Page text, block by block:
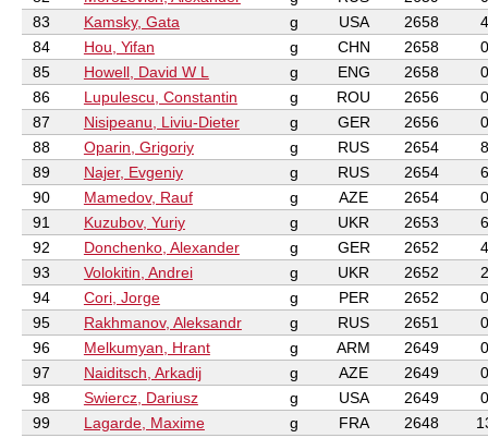
83
Kamsky, Gata g USA 2658
4
84
Hou, Yifan g CHN 2658
0
85
Howell, David W L g ENG 2658
0
86
Lupulescu, Constantin g ROU 2656
0
87
Nisipeanu, Liviu-Dieter g GER 2656
0
88
Oparin, Grigoriy g RUS 2654
8
89
Najer, Evgeniy g RUS 2654
6
90
Mamedov, Rauf g AZE 2654
0
91
Kuzubov, Yuriy g UKR 2653
6
92
Donchenko, Alexander g GER 2652
4
93
Volokitin, Andrei g UKR 2652
2
94
Cori, Jorge g PER 2652
0
95
Rakhmanov, Aleksandr g RUS 2651
0
96
Melkumyan, Hrant g ARM 2649
0
97
Naiditsch, Arkadij g AZE 2649
0
98
Swiercz, Dariusz g USA 2649
0
99
Lagarde, Maxime g FRA 2648